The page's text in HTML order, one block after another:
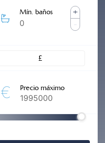
Mín. baños
+
-
£
€ Precio máximo